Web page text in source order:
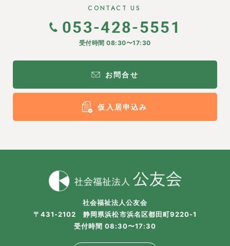
CONTACT US
053-428-5551
受付時間 08:30〜17:30
お問合せ
仮入居申込み
社会福祉法人公友会
〒431-2102 静岡県浜松市浜名区都田町9220-1
受付時間 08:30〜17:30